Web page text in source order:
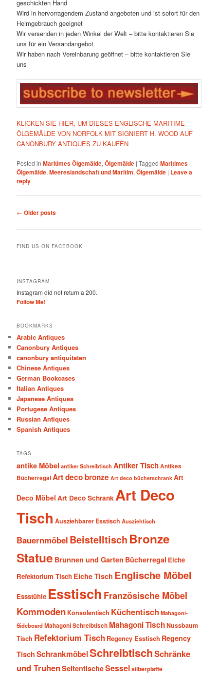
geschickten Hand
Wird in hervorragendem Zustand angeboten und ist sofort für den
Heimgebrauch geeignet
Wir versenden in jeden Winkel der Welt – bitte kontaktieren Sie
uns für ein Versandangebot
Wir haben nach Vereinbarung geöffnet – bitte kontaktieren Sie
uns
KLICKEN SIE HIER, UM DIESES ENGLISCHE MARITIME-
ÖLGEMÄLDE VON NORFOLK MIT SIGNIERT H. WOOD AUF
CANONBURY ANTIQUES ZU KAUFEN
Posted in Maritimes Ölgemälde,Ölgemälde |Tagged Maritimes
Ölgemälde,Meereslandschaft und Maritim,Ölgemälde | Leave a
reply
Post
← Older posts
FIND US ON FACEBOOK
INSTAGRAM
Instagram did not return a 200.
Follow Me!
BOOKMARKS
Arabic Antiques
Canonbury Antiques
canonbury antiquitaten
Chinese Antiques
German Bookcases
Italian Antiques
Japanese Antiques
Portugese Antiques
Russian Antiques
Spanish Antiques
TAGS
antike Möbel antiker Schreibtisch Antiker TischAntikes
BücherregalArt deco bronze Art deco bücherschrank Art
Deco Möbel Art Deco Schrank Art Deco
Tisch Ausziehbarer Esstisch Ausziehtisch
Bauernmöbel Beistelltisch Bronze
Statue Brunnen und Garten Bücherregal Eiche
Refektorium Tisch Eiche Tisch Englische Möbel
Essstühle Esstisch Französische Möbel
Kommoden Konsolentisch Küchentisch Mahagoni-
SideboardMahagoni Schreibtisch Mahagoni TischNussbaum
Tisch Refektorium Tisch Regency Esstisch Regency
Tisch SchrankmöbelSchreibtischSchränke
und TruhenSeitentischeSesselsilberplatte